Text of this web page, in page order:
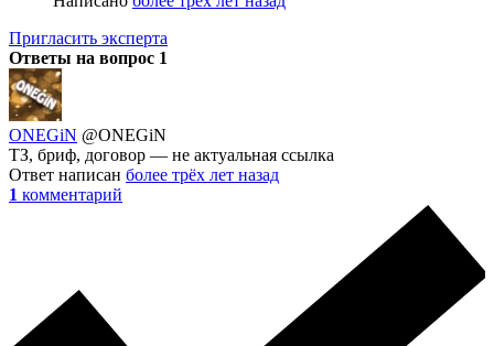
Пригласить эксперта
Ответы на вопрос 1
ONEGiN @ONEGiN
ТЗ, бриф, договор — не актуальная ссылка
Ответ написан более трёх лет назад
1 комментарий